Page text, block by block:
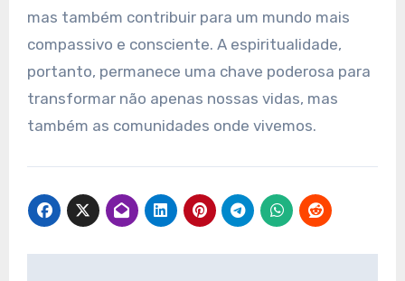
mas também contribuir para um mundo mais
compassivo e consciente. A espiritualidade,
portanto, permanece uma chave poderosa para
transformar não apenas nossas vidas, mas
também as comunidades onde vivemos.